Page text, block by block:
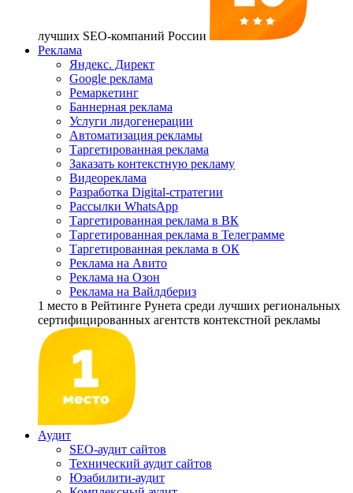
лучших SEO-компаний России
Реклама
Яндекс. Директ
Google реклама
Ремаркетинг
Баннерная реклама
Услуги лидогенерации
Автоматизация рекламы
Таргетированная реклама
Заказать контекстную рекламу
Видеореклама
Разработка Digital-стратегии
Рассылки WhatsApp
Таргетированная реклама в ВК
Таргетированная реклама в Телеграмме
Таргетированная реклама в ОК
Реклама на Авито
Реклама на Озон
Реклама на Вайлдбериз
1 место в Рейтинге Рунета cреди лучших региональных
сертифицированных агентств контекстной рекламы
Аудит
SEO-аудит сайтов
Технический аудит сайтов
Юзабилити-аудит